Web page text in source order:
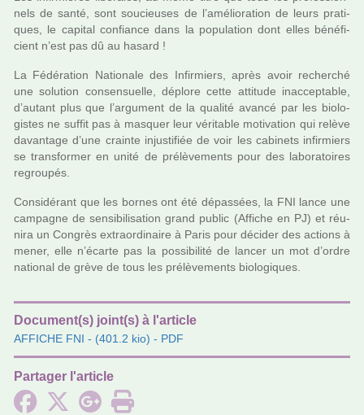
nels de santé, sont sou­cieu­ses de l’amé­lio­ra­tion de leurs pra­ti­
ques, le capi­tal confiance dans la popu­la­tion dont elles béné­fi­
cient n’est pas dû au hasard !
La Fédération Nationale des Infirmiers, après avoir recher­ché
une solu­tion consen­suelle, déplore cette atti­tude inac­cep­ta­ble,
d’autant plus que l’argu­ment de la qua­lité avancé par les bio­lo­
gis­tes ne suffit pas à mas­quer leur véri­ta­ble moti­va­tion qui relève
davan­tage d’une crainte injus­ti­fiée de voir les cabi­nets infir­miers
se trans­for­mer en unité de pré­lè­ve­ments pour des labo­ra­toi­res
regrou­pés.
Considérant que les bornes ont été dépas­sées, la FNI lance une
cam­pa­gne de sen­si­bi­li­sa­tion grand public (Affiche en PJ) et réu­
nira un Congrès extra­or­di­naire à Paris pour déci­der des actions à
mener, elle n’écarte pas la pos­si­bi­lité de lancer un mot d’ordre
natio­nal de grève de tous les pré­lè­ve­ments bio­lo­gi­ques.
Document(s) joint(s) à l'article
AFFICHE FNI - (401.2 kio) - PDF
Partager l'article